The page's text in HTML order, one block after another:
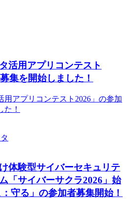
活用アプリコンテスト
集を開始しました！
用アプリコンテスト2026」の参加
た！
体験型サイバーセキュリテ
「サイバーサクラ2026」始
守る」の参加者募集開始！